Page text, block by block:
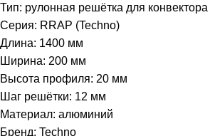
Тип: рулонная решётка для конвектора
Серия: RRAP (Techno)
Длина: 1400 мм
Ширина: 200 мм
Высота профиля: 20 мм
Шаг решётки: 12 мм
Материал: алюминий
Бренд: Techno